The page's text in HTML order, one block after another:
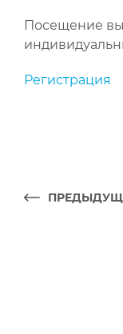
Посещение
Регистрация